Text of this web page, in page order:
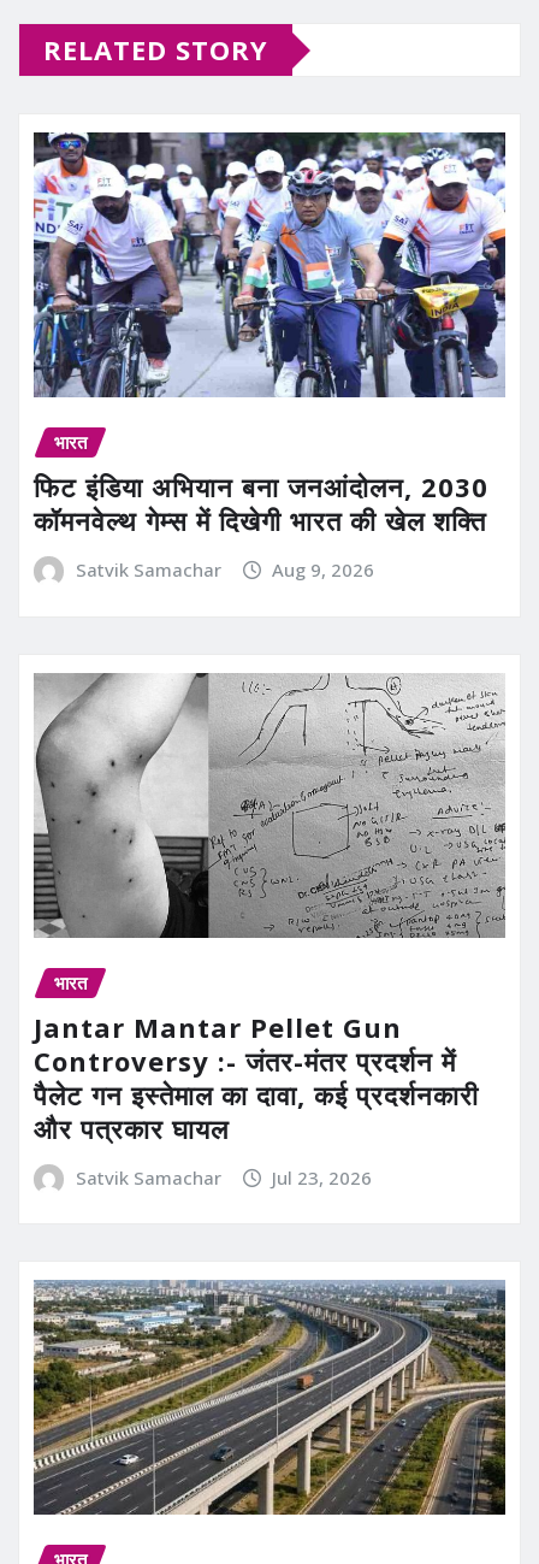
RELATED STORY
भारत
फिट इंडिया अभियान बना जनआंदोलन, 2030
कॉमनवेल्थ गेम्स में दिखेगी भारत की खेल शक्ति
Satvik Samachar Aug 9, 2026
भारत
Jantar Mantar Pellet Gun
Controversy :- जंतर-मंतर प्रदर्शन में
पैलेट गन इस्तेमाल का दावा, कई प्रदर्शनकारी
और पत्रकार घायल
Satvik Samachar Jul 23, 2026